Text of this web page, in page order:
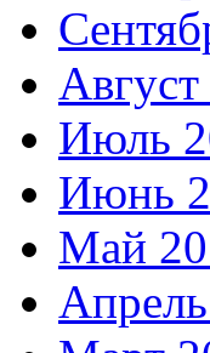
Июль
Июнь
Май